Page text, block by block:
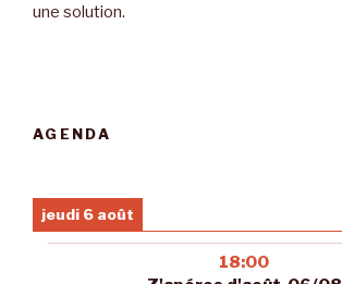
une solution.
AGENDA
jeudi 6 août
18:00